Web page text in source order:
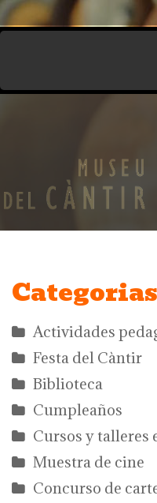
Pasar al contenido
Categorias
Actividades
Festa del Càntir
Biblioteca
Cumpleaños
Cursos y talleres
Muestra de cine
Concurso de